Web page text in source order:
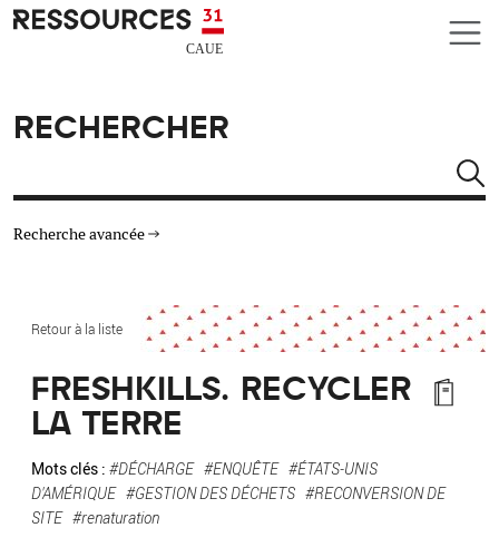
Aller au contenu principal
CAUE RESSOURCES 31
RECHERCHER
Recherche avancée
TYPE DE RESSOURCES
MATÉRIAUX
AUTRES CRITÈRES
Retour à la liste
FRESHKILLS. RECYCLER
LA TERRE
Mots clés : #DÉCHARGE #ENQUÊTE #ÉTATS-UNIS
D'AMÉRIQUE #GESTION DES DÉCHETS #RECONVERSION DE
SITE #renaturation